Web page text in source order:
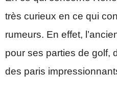
très curieux en ce qui
rumeurs. En effet,
pour ses parties de golf,
des paris